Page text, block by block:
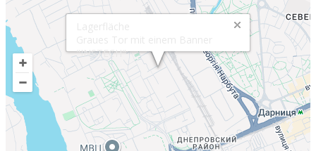
"INSTECH"